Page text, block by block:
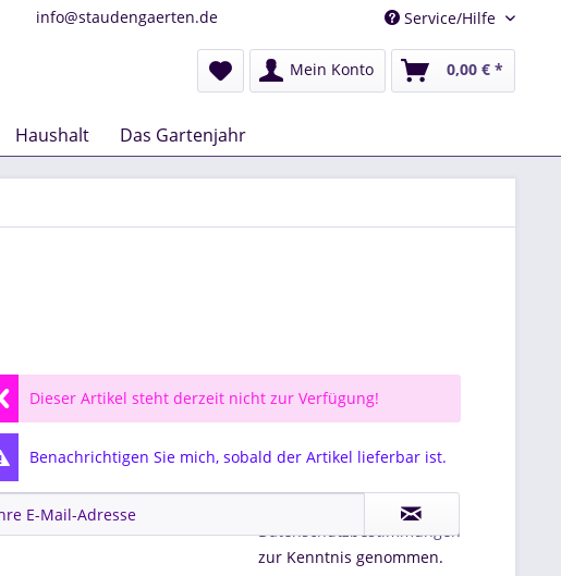
info@staudengaerten.de Service/Hilfe
Mein Konto 0,00 € *
Haushalt Das Gartenjahr
Dieser Artikel steht derzeit nicht zur Verfügung!
Benachrichtigen Sie mich, sobald der Artikel lieferbar ist.
Datenschutzbestimmungen
zur Kenntnis genommen.